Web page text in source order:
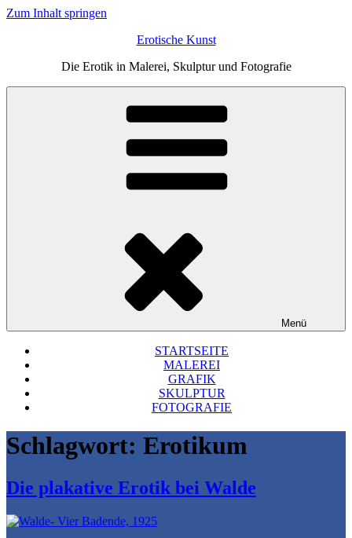
Zum Inhalt springen
Erotische Kunst
Die Erotik in Malerei, Skulptur und Fotografie
Menü
STARTSEITE
MALEREI
GRAFIK
SKULPTUR
FOTOGRAFIE
Schlagwort: Erotikum
Die plakative Erotik bei Walde